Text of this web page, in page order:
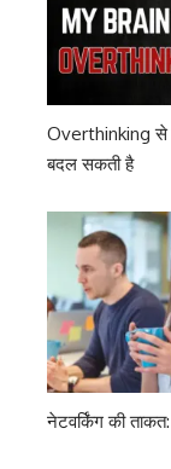
Overthinking से
बदल सकती है
नेटवर्किंग की